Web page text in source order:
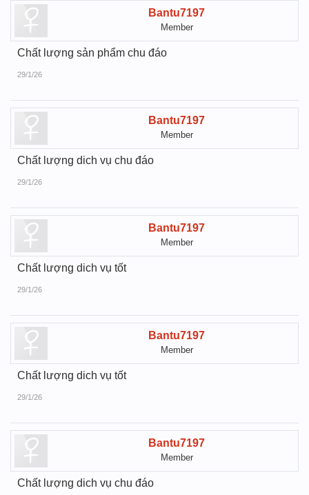
Bantu7197
Member
Chất lượng sản phẩm chu đáo
29/1/26
Bantu7197
Member
Chất lượng dich vụ chu đáo
29/1/26
Bantu7197
Member
Chất lượng dich vụ tốt
29/1/26
Bantu7197
Member
Chất lượng dich vụ tốt
29/1/26
Bantu7197
Member
Chất lượng dich vụ chu đáo